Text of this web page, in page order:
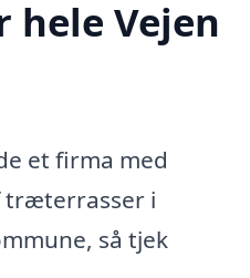
Vejen
et firma med
træterrasser i
så tjek